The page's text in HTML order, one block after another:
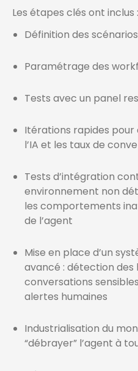
Les étapes clés ont inclus :
Définition des
Paramétrage des
Tests avec un panel
Itérations rapides
l’IA et les taux de
Tests d’intégration
environnement non
les comportements
de l’agent
Mise en place d’un
avancé : détection des
conversations
alertes humaines
Industrialisation du
“débrayer” l’agent à